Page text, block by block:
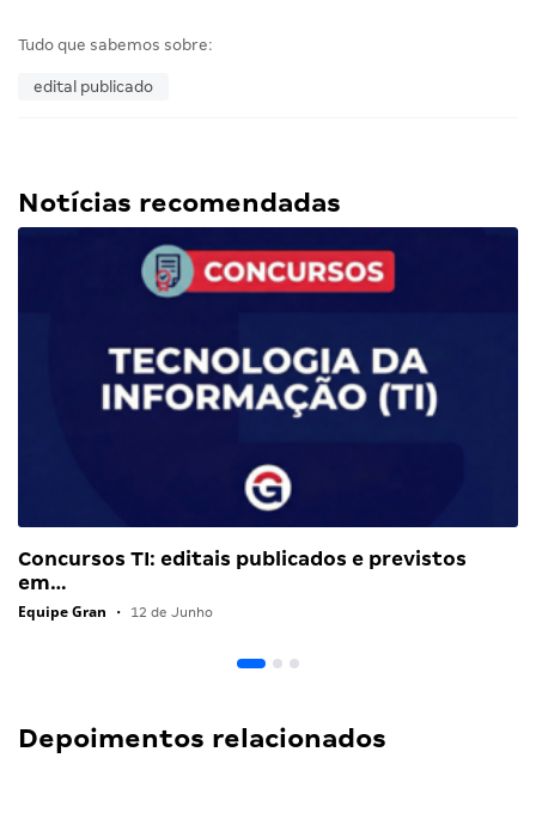
Tudo que sabemos sobre:
edital publicado
Notícias recomendadas
Concursos TI: editais publicados e previstos
em…
Equipe Gran • 12 de Junho
Depoimentos relacionados